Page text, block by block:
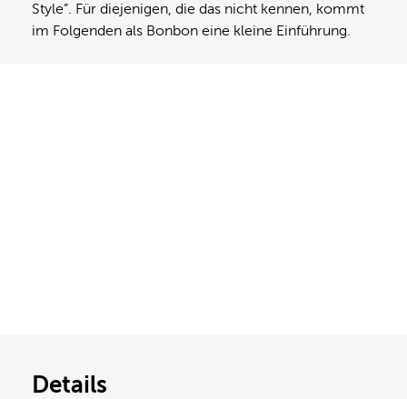
Style”. Für diejenigen, die das nicht kennen, kommt
im Folgenden als Bonbon eine kleine Einführung.
Details